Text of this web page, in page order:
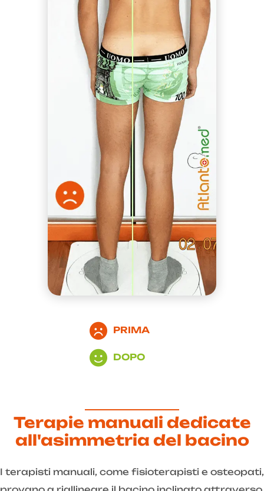
PRIMA
DOPO
Terapie manuali dedicate
all'asimmetria del bacino
I terapisti manuali, come fisioterapisti e osteopati,